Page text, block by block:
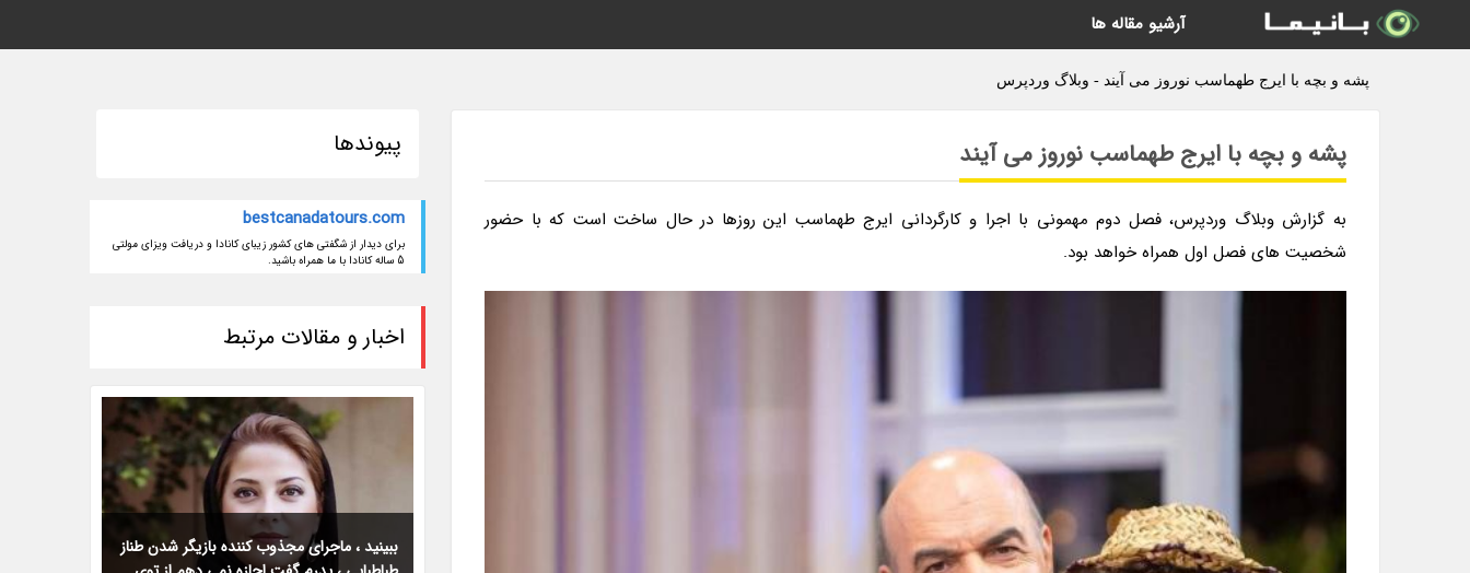
پشه و بچه با ایرج طهماسب نوروز می آیند - وبلاگ وردپرس
پشه و بچه با ایرج طهماسب نوروز می آیند
به گزارش وبلاگ وردپرس، فصل دوم مهمونی با اجرا و کارگردانی ایرج طهماسب این روزها در حال ساخت است که با حضور
شخصیت های فصل اول همراه خواهد بود.
پیوندها
bestcanadatours.com
برای دیدار از شگفتی های کشور زیبای کانادا و دریافت ویزای مولتی
5 ساله کانادا با ما همراه باشید.
اخبار و مقالات مرتبط
ببینید ، ماجرای مجذوب کننده بازیگر شدن طناز
آرشیو مقاله ها